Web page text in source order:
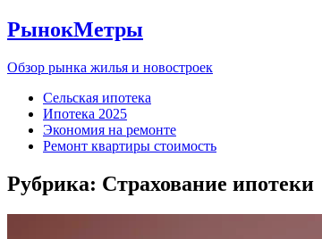
РынокМетры
Обзор рынка жилья и новостроек
Сельская ипотека
Ипотека 2025
Экономия на ремонте
Ремонт квартиры стоимость
Рубрика: Страхование ипотеки